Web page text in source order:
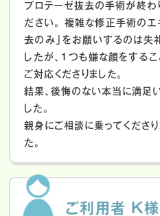
プロテーゼ抜去の手術が終わ
ださい。
複雑な修正手術のエ
去のみ」をお願いするのは失
したが、１つも嫌な顔をする
ご対応くださりました。
結果、後悔のない本当に満足
した。
親身にご相談に乗ってくださ
た。
ご利用者 K様